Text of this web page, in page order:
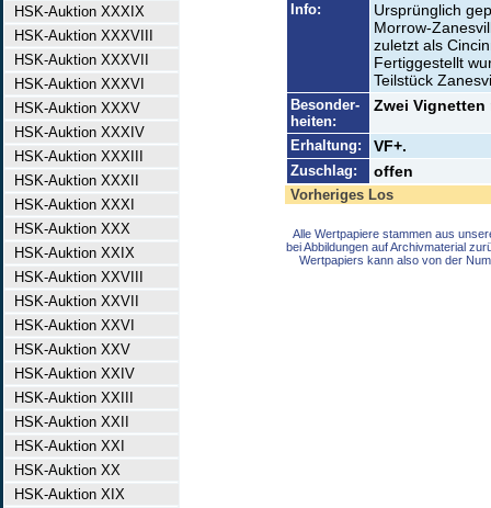
HSK-Auktion XXXIX
HSK-Auktion XXXVIII
HSK-Auktion XXXVII
HSK-Auktion XXXVI
HSK-Auktion XXXV
HSK-Auktion XXXIV
HSK-Auktion XXXIII
HSK-Auktion XXXII
HSK-Auktion XXXI
HSK-Auktion XXX
HSK-Auktion XXIX
HSK-Auktion XXVIII
HSK-Auktion XXVII
HSK-Auktion XXVI
HSK-Auktion XXV
HSK-Auktion XXIV
HSK-Auktion XXIII
HSK-Auktion XXII
HSK-Auktion XXI
HSK-Auktion XX
HSK-Auktion XIX
Info:
Ursprünglich
Morrow-
zuletzt als
Fertiggestellt
Teilstück
Besonder-
heiten:
Zwei Vignetten
Erhaltung: VF+.
Zuschlag: offen
Vorheriges Los
Alle Wertpapiere stammen aus
bei Abbildungen auf Archivmaterial
Wertpapiers kann also von der